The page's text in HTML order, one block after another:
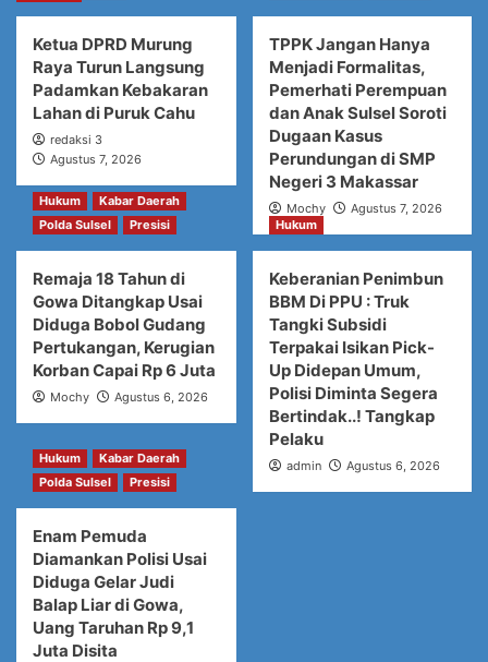
Ketua DPRD Murung
Raya Turun Langsung
Padamkan Kebakaran
Lahan di Puruk Cahu
redaksi 3
Agustus 7, 2026
TPPK Jangan Hanya
Menjadi Formalitas,
Pemerhati Perempuan
dan Anak Sulsel Soroti
Dugaan Kasus
Perundungan di SMP
Negeri 3 Makassar
Mochy Agustus 7, 2026
Hukum
Kabar Daerah
Polda Sulsel
Presisi
Remaja 18 Tahun di
Gowa Ditangkap Usai
Diduga Bobol Gudang
Pertukangan, Kerugian
Korban Capai Rp 6 Juta
Mochy Agustus 6, 2026
Hukum
Keberanian Penimbun
BBM Di PPU : Truk
Tangki Subsidi
Terpakai Isikan Pick-
Up Didepan Umum,
Polisi Diminta Segera
Bertindak..! Tangkap
Pelaku
admin Agustus 6, 2026
Hukum
Kabar Daerah
Polda Sulsel
Presisi
Enam Pemuda
Diamankan Polisi Usai
Diduga Gelar Judi
Balap Liar di Gowa,
Uang Taruhan Rp 9,1
Juta Disita